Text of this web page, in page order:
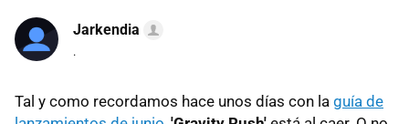
Jarkendia
.
Tal y como recordamos hace unos días con la guía de